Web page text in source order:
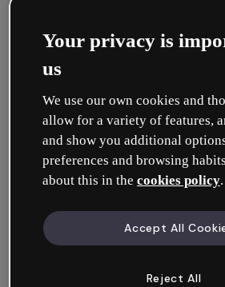
Your privacy is
us
We use our own cookies and
allow for a variety of features,
and show you additional
preferences and browsing
about this in the cookies policy.
Reject All
Accept All